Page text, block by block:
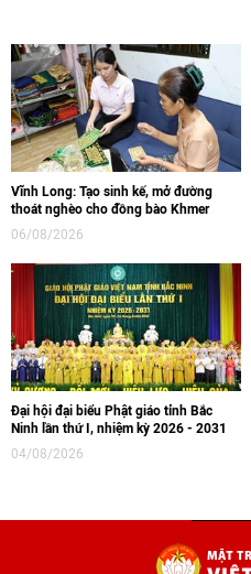
Vĩnh Long: Tạo sinh kế, mở đường
thoát nghèo cho đồng bào Khmer
06/08/2026
Đại hội đại biểu Phật giáo tỉnh Bắc
Ninh lần thứ I, nhiệm kỳ 2026 - 2031
04/08/2026